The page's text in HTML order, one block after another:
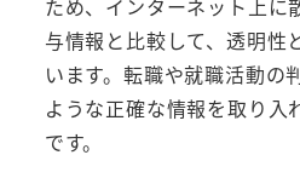
ため、インターネット上に
与情報と比較して、透明性
います。転職や就職活動の
ような正確な情報を取り入
です。